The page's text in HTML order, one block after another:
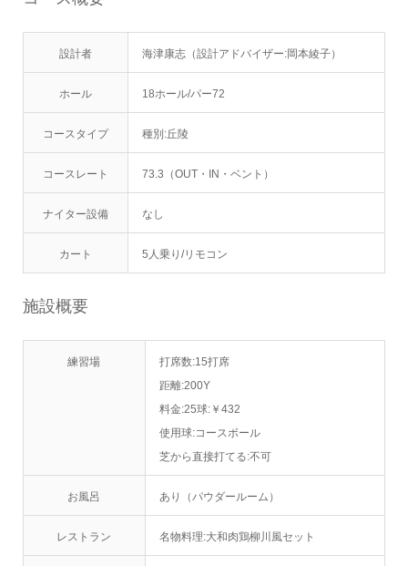
設計者 海津康志（設計アドバイザー:岡本綾子）
ホール 18ホール/パー72
コースタイプ 種別:丘陵
コースレート 73.3（OUT・IN・ベント）
ナイター設備 なし
カート 5人乗り/リモコン
施設概要
練習場
打席数:15打席
距離:200Y
料金:25球:￥432
使用球:コースボール
芝から直接打てる:不可
お風呂 あり（パウダールーム）
レストラン 名物料理:大和肉鶏柳川風セット